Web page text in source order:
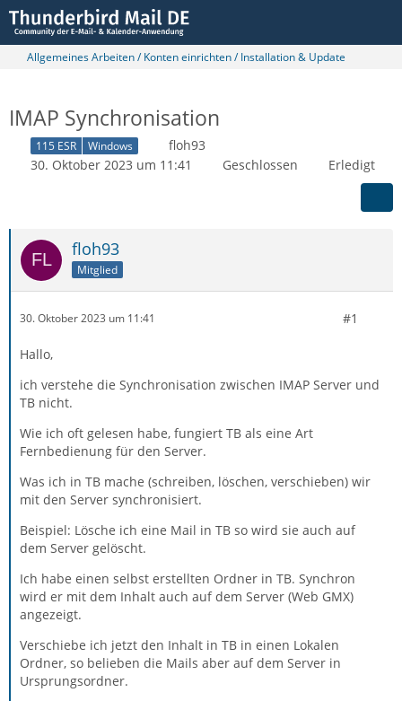
Allgemeines Arbeiten / Konten einrichten / Installation & Update
IMAP Synchronisation
115 ESR Windows
floh93
30. Oktober 2023 um 11:41
Geschlossen Erledigt
floh93
Mitglied
30. Oktober 2023 um 11:41 #1
Hallo,
ich verstehe die Synchronisation zwischen IMAP Server und
TB nicht.
Wie ich oft gelesen habe, fungiert TB als eine Art
Fernbedienung für den Server.
Was ich in TB mache (schreiben, löschen, verschieben) wir
mit den Server synchronisiert.
Beispiel: Lösche ich eine Mail in TB so wird sie auch auf
dem Server gelöscht.
Ich habe einen selbst erstellten Ordner in TB. Synchron
wird er mit dem Inhalt auch auf dem Server (Web GMX)
angezeigt.
Verschiebe ich jetzt den Inhalt in TB in einen Lokalen
Ordner, so belieben die Mails aber auf dem Server in
Ursprungsordner.